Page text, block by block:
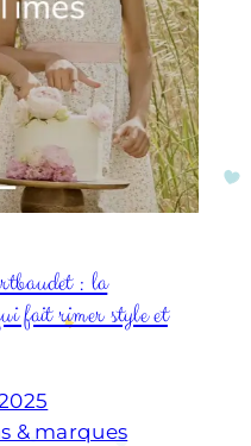
: la
fait rimer style et
& marques